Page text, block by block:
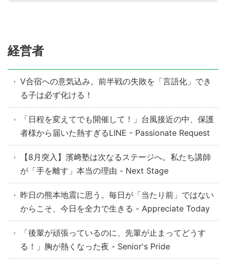
経営者
V合宿への意気込み。前半戦の失敗を「言語化」でき
る子は必ず化ける！
「日程を変えてでも開催して！」台風接近の中、保護
者様から届いた熱すぎるLINE - Passionate Request
【8月突入】濱﨑塾は次なるステージへ。私たち講師
が「手を離す」本当の理由 - Next Stage
昨日の熊本地震に思う。毎日が「当たり前」ではない
からこそ、今日を全力で生きる - Appreciate Today
「後輩が頑張っているのに、先輩が止まってどうす
る！」胸が熱くなった夜 - Senior's Pride